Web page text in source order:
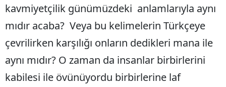
Sivas
Tekirdağ
Tokat
Trabzon
kavmiyetçilik günümüzdeki anlamlarıyla aynı
mıdır acaba? Veya bu kelimelerin Türkçeye
çevrilirken karşılığı onların dedikleri mana ile
aynı mıdır? O zaman da insanlar birbirlerini
kabilesi ile övünüyordu birbirlerine laf